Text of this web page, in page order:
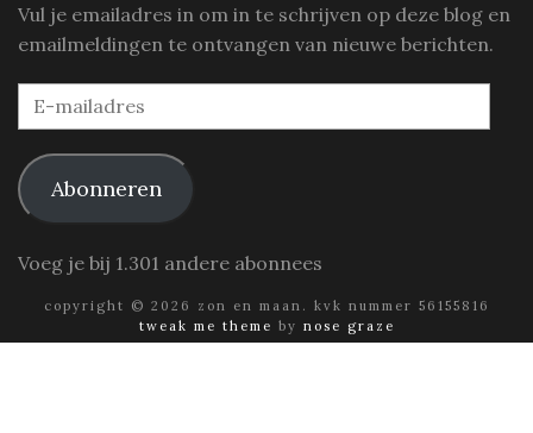
Vul je emailadres in om in te schrijven op deze blog en
emailmeldingen te ontvangen van nieuwe berichten.
E-
mailadres
Abonneren
Voeg je bij 1.301 andere abonnees
copyright © 2026 zon en maan. kvk nummer 56155816
tweak me theme by nose graze